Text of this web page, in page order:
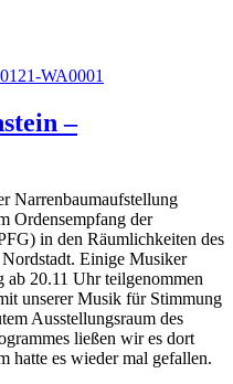
–
Narrenbaumaufstellung
Ordensempfang der
in den Räumlichkeiten des
Einige Musiker
ab 20.11 Uhr teilgenommen
unserer Musik für Stimmung
Ausstellungsraum des
ließen wir es dort
hatte es wieder mal gefallen.